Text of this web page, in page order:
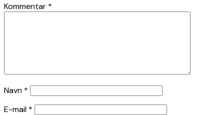
Kommentar *
Navn *
E-mail *